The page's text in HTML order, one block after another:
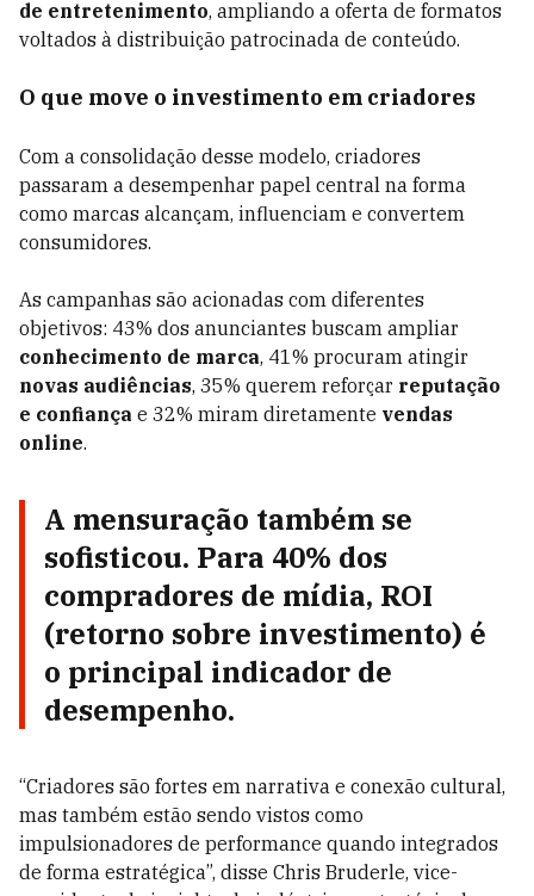
de entretenimento, ampliando a oferta de formatos
voltados à distribuição patrocinada de conteúdo.
O que move o investimento em criadores
Com a consolidação desse modelo, criadores
passaram a desempenhar papel central na forma
como marcas alcançam, influenciam e convertem
consumidores.
As campanhas são acionadas com diferentes
objetivos: 43% dos anunciantes buscam ampliar
conhecimento de marca, 41% procuram atingir
novas audiências, 35% querem reforçar reputação
e confiança e 32% miram diretamente vendas
online.
A mensuração também se
sofisticou. Para 40% dos
compradores de mídia, ROI
(retorno sobre investimento) é
o principal indicador de
desempenho.
“Criadores são fortes em narrativa e conexão cultural,
mas também estão sendo vistos como
impulsionadores de performance quando integrados
de forma estratégica”, disse Chris Bruderle, vice-